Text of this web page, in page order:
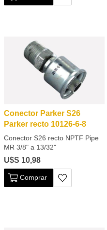
Conector Parker S26
Parker recto 10126-6-8
Conector S26 recto NPTF Pipe
MR 3/8" a 13/32"
U$S 10,98
Comprar